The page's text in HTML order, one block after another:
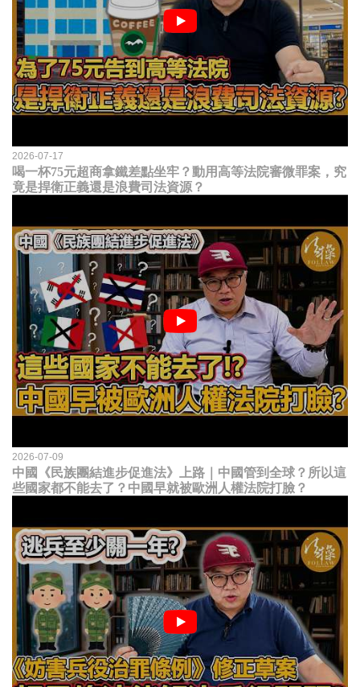
2026-07-17
喝一杯75元超商拿鐵差點坐牢？動用高等法院審微罪案，究
竟是捍衛正義還是浪費司法資源？
2026-07-09
中國《民族團結進步促進法》上路｜中國管到全球？所以這
些國家都不能去了？中國早就被歐洲人權法院打臉？